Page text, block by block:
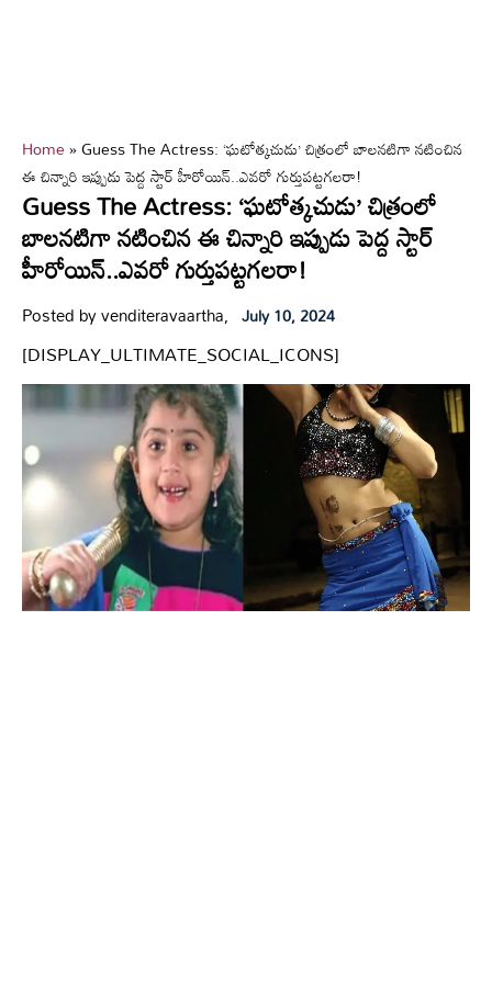
Home»Guess The Actress: ‘ఘటోత్కచుడు’ చిత్రంలో బాలనటిగా నటించిన
ఈ చిన్నారి ఇప్పుడు పెద్ద స్టార్ హీరోయిన్..ఎవరో గుర్తుపట్టగలరా!
Guess The Actress: ‘ఘటోత్కచుడు’ చిత్రంలో
బాలనటిగా నటించిన ఈ చిన్నారి ఇప్పుడు పెద్ద స్టార్
హీరోయిన్..ఎవరో గుర్తుపట్టగలరా!
Posted by venditeravaartha, July 10, 2024
[DISPLAY_ULTIMATE_SOCIAL_ICONS]